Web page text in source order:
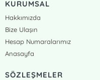
KURUMSAL
Hakkımızda
Bize Ulaşın
Hesap Numaralarımız
Anasayfa
SÖZLEŞMELER